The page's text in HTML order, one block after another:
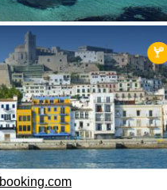
booking.com